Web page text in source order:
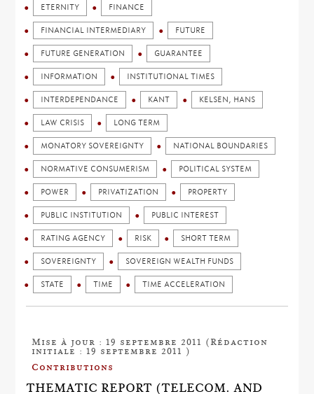
ETERNITY FINANCE
FINANCIAL INTERMEDIARY FUTURE
FUTURE GENERATION GUARANTEE
INFORMATION INSTITUTIONAL TIMES
INTERDEPENDANCE KANT KELSEN, HANS
LAW CRISIS LONG TERM
MONATORY SOVEREIGNTY NATIONAL BOUNDARIES
NORMATIVE CONSUMERISM POLITICAL SYSTEM
POWER PRIVATIZATION PROPERTY
PUBLIC INSTITUTION PUBLIC INTEREST
RATING AGENCY RISK SHORT TERM
SOVEREIGNTY SOVEREIGN WEALTH FUNDS
STATE TIME TIME ACCELERATION
Mise à jour : 19 septembre 2011 (Rédaction
initiale : 19 septembre 2011 )
Contributions
THEMATIC REPORT (TELECOM. AND